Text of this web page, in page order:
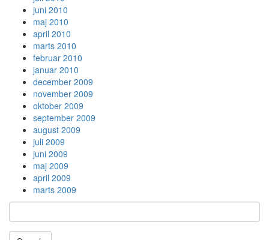
juni 2010
maj 2010
april 2010
marts 2010
februar 2010
januar 2010
december 2009
november 2009
oktober 2009
september 2009
august 2009
juli 2009
juni 2009
maj 2009
april 2009
marts 2009